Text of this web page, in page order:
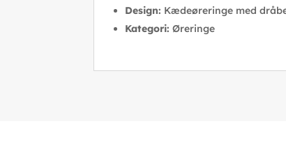
Design: Kædeøreringe med
Kategori: Øreringe